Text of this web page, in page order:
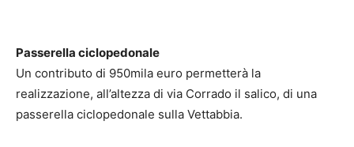
Passerella ciclopedonale
Un contributo di 950mila euro permetterà la
realizzazione, all’altezza di via Corrado il salico, di una
passerella ciclopedonale sulla Vettabbia.